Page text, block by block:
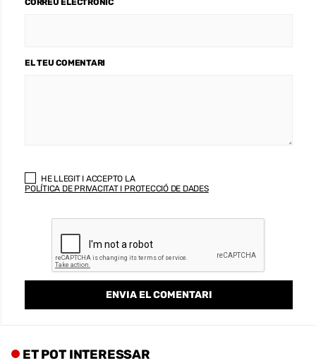
EL TEU COMENTARI
HE LLEGIT I ACCEPTO LA
POLÍTICA DE PRIVACITAT I PROTECCIÓ DE DADES
ET POT INTERESSAR